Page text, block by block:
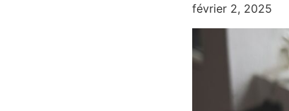
février 2, 2025